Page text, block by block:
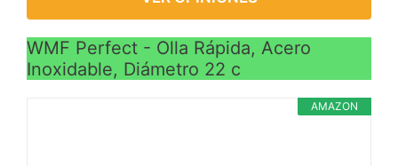
WMF Perfect - Olla Rápida, Acero
Inoxidable, Diámetro 22 c
AMAZON